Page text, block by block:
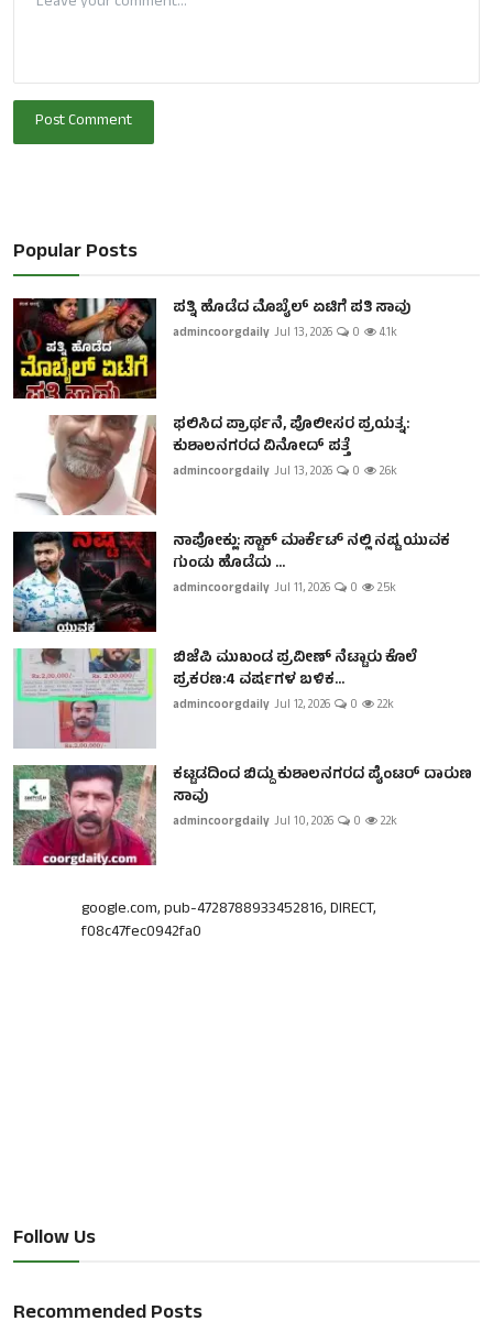
Post Comment
Popular Posts
ಪತ್ನಿ ಹೊಡೆದ ಮೊಬೈಲ್ ಏಟಿಗೆ ಪತಿ ಸಾವು
admincoorgdaily Jul 13, 2026 0 4.1k
ಫಲಿಸಿದ ಪ್ರಾರ್ಥನೆ, ಪೊಲೀಸರ ಪ್ರಯತ್ನ:
ಕುಶಾಲನಗರದ ವಿನೋದ್ ಪತ್ತೆ
admincoorgdaily Jul 13, 2026 0 2.6k
ನಾಪೋಕ್ಲು: ಸ್ಟಾಕ್ ಮಾರ್ಕೆಟ್ ನಲ್ಲಿ ನಷ್ಟ ಯುವಕ
ಗುಂಡು ಹೊಡೆದು ...
admincoorgdaily Jul 11, 2026 0 2.5k
ಬಿಜೆಪಿ ಮುಖಂಡ ಪ್ರವೀಣ್ ನೆಟ್ಟಾರು ಕೊಲೆ
ಪ್ರಕರಣ:4 ವರ್ಷಗಳ ಬಳಿಕ...
admincoorgdaily Jul 12, 2026 0 2.2k
ಕಟ್ಟಡದಿಂದ ಬಿದ್ದು ಕುಶಾಲನಗರದ ಪೈಂಟರ್ ದಾರುಣ
ಸಾವು
admincoorgdaily Jul 10, 2026 0 2.2k
google.com, pub-4728788933452816, DIRECT,
f08c47fec0942fa0
Follow Us
Recommended Posts